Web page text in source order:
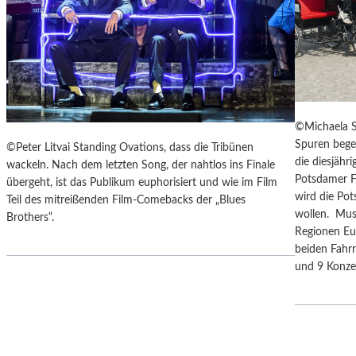
I
S
E
Z
U
M
O
N
D
U
N
D
Z
U
M
R
E
R
„
A
N
T
H
E
R
G
E
R
M
A
©Peter Litvai Standing Ovations, dass die Tribünen
wackeln. Nach dem letzten Song, der nahtlos ins Finale
übergeht, ist das Publikum euphorisiert und wie im Film
Teil des mitreißenden Film-Comebacks der „Blues
Brothers“.
©Michaela
Spuren
die
Potsdamer
wird die
wollen.
Regionen
beiden
und 9